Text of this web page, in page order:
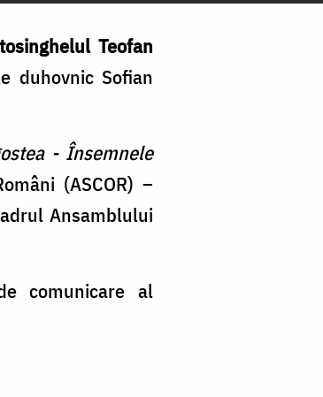
Teofan
duhovnic Sofian
- Însemnele
(ASCOR) –
Ansamblului
comunicare al